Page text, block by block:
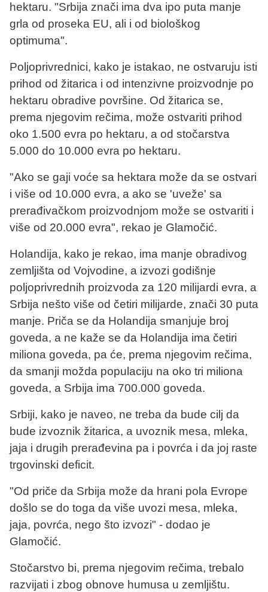
hektaru. "Srbija znači ima dva ipo puta manje
grla od proseka EU, ali i od biološkog
optimuma".
Poljoprivrednici, kako je istakao, ne ostvaruju isti
prihod od žitarica i od intenzivne proizvodnje po
hektaru obradive površine. Od žitarica se,
prema njegovim rečima, može ostvariti prihod
oko 1.500 evra po hektaru, a od stočarstva
5.000 do 10.000 evra po hektaru.
"Ako se gaji voće sa hektara može da se ostvari
i više od 10.000 evra, a ako se 'uveže' sa
prerađivačkom proizvodnjom može se ostvariti i
više od 20.000 evra", rekao je Glamočić.
Holandija, kako je rekao, ima manje obradivog
zemljišta od Vojvodine, a izvozi godišnje
poljoprivrednih proizvoda za 120 milijardi evra, a
Srbija nešto više od četiri milijarde, znači 30 puta
manje. Priča se da Holandija smanjuje broj
goveda, a ne kaže se da Holandija ima četiri
miliona goveda, pa će, prema njegovim rečima,
da smanji možda populaciju na oko tri miliona
goveda, a Srbija ima 700.000 goveda.
Srbiji, kako je naveo, ne treba da bude cilj da
bude izvoznik žitarica, a uvoznik mesa, mleka,
jaja i drugih prerađevina pa i povrća i da joj raste
trgovinski deficit.
"Od priče da Srbija može da hrani pola Evrope
došlo se do toga da više uvozi mesa, mleka,
jaja, povrća, nego što izvozi" - dodao je
Glamočić.
Stočarstvo bi, prema njegovim rečima, trebalo
razvijati i zbog obnove humusa u zemljištu.